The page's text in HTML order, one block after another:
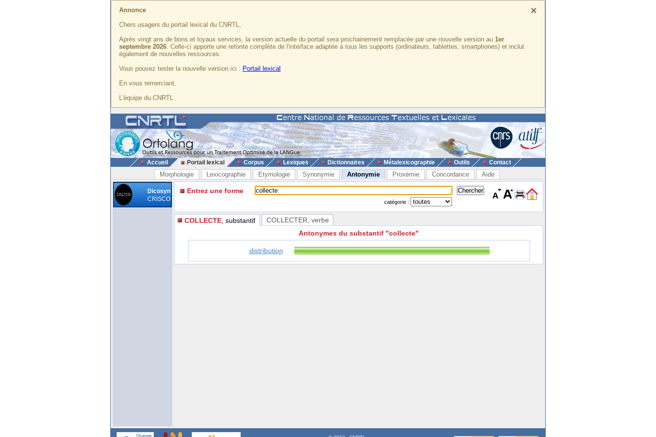
×
Annonce
Chers usagers du portail lexical du CNRTL,
Après vingt ans de bons et loyaux services, la version actuelle du portail sera prochainement remplacée par une nouvelle version au 1er
septembre 2026. Celle-ci apporte une refonte complète de l'interface adaptée à tous les supports (ordinateurs, tablettes, smartphones) et inclut
également de nouvelles ressources.
Vous pouvez tester la nouvelle version ici : Portail lexical
En vous remerciant,
L'équipe du CNRTL
Accueil Portail lexical Corpus Lexiques Dictionnaires Métalexicographie Outils Contact
Morphologie Lexicographie Etymologie Synonymie Antonymie Proxémie Concordance Aide
Dicosyn
CRISCO
Entrez une forme
catégorie :
COLLECTE , substantif COLLECTER , verbe
Antonymes du substantif "collecte"
distribution